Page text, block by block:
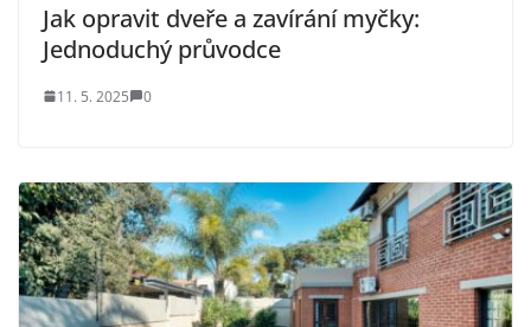
Jak opravit dveře a zavírání myčky:
Jednoduchý průvodce
11. 5. 2025 0